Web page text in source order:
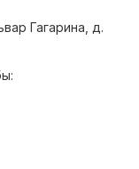
Гагарина, д.